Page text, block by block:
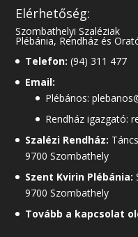
Elérhetőség:
Szombathelyi Szaléziak
Plébánia, Rendház és
Telefon:(94) 311 477
Email:
Plébános:
Rendház igazgató:
Szalézi Rendház:
9700 Szombathely
Szent Kvirin Plébánia:
9700 Szombathely
Tovább a kapcsolat